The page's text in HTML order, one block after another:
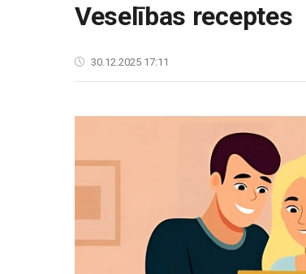
Veselības receptes
30.12.2025 17:11